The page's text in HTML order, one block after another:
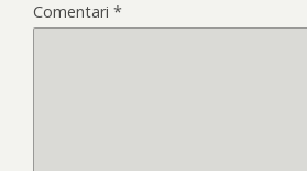
Comentari *